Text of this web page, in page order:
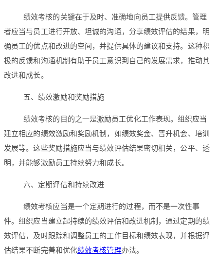
绩效考核的关键在于及时、准确地向员工提供反馈。管理
者应当与员工进行开放、坦诚的沟通，分享绩效评估的结果，明
确员工的优点和改进的空间，并提供具体的建议和支持。这种积
极的反馈和沟通机制有助于员工意识到自己的发展需求，推动其
改进和成长。
五、绩效激励和奖励措施
绩效考核的目的之一是激励员工优化工作表现。组织应当
建立相应的绩效激励和奖励机制，如绩效奖金、晋升机会、培训
发展等。这些奖励措施应当与绩效评估结果密切相关，公平、透
明，并能够激励员工持续努力和成长。
六、定期评估和持续改进
绩效考核应当是一个定期进行的过程，而不是一次性事
件。组织应当建立起持续的绩效评估和改进机制，通过定期的绩
效评估，及时跟踪和调整员工的工作目标和绩效表现，并根据评
估结果不断完善和优化绩效考核管理办法。